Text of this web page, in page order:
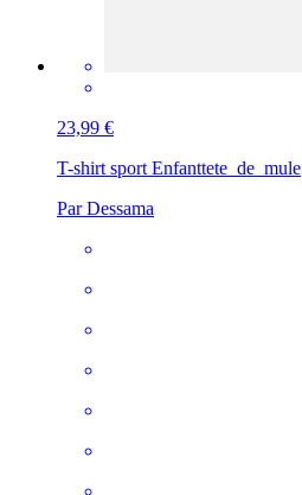
23,99 €
T-shirt sport Enfanttete_de_mule
Par Dessama